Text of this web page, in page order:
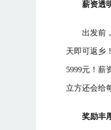
薪资透
出发前
天即可返乡
5999元！薪
立方还会给
奖励丰